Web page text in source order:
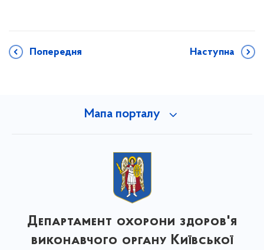
Попередня Наступна
Мапа порталу
Департамент охорони здоров'я
виконавчого органу Київської